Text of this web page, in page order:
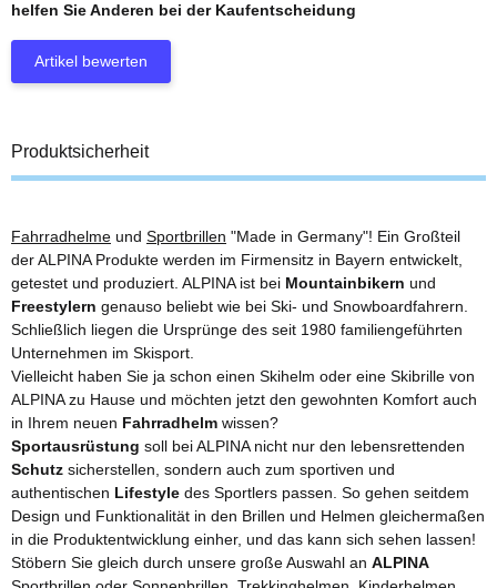
helfen Sie Anderen bei der Kaufentscheidung
Artikel bewerten
Produktsicherheit
Fahrradhelme und Sportbrillen "Made in Germany"! Ein Großteil
der ALPINA Produkte werden im Firmensitz in Bayern entwickelt,
getestet und produziert. ALPINA ist bei Mountainbikern und
Freestylern genauso beliebt wie bei Ski- und Snowboardfahrern.
Schließlich liegen die Ursprünge des seit 1980 familiengeführten
Unternehmen im Skisport.
Vielleicht haben Sie ja schon einen Skihelm oder eine Skibrille von
ALPINA zu Hause und möchten jetzt den gewohnten Komfort auch
in Ihrem neuen Fahrradhelm wissen?
Sportausrüstung soll bei ALPINA nicht nur den lebensrettenden
Schutz sicherstellen, sondern auch zum sportiven und
authentischen Lifestyle des Sportlers passen. So gehen seitdem
Design und Funktionalität in den Brillen und Helmen gleichermaßen
in die Produktentwicklung einher, und das kann sich sehen lassen!
Stöbern Sie gleich durch unsere große Auswahl an ALPINA